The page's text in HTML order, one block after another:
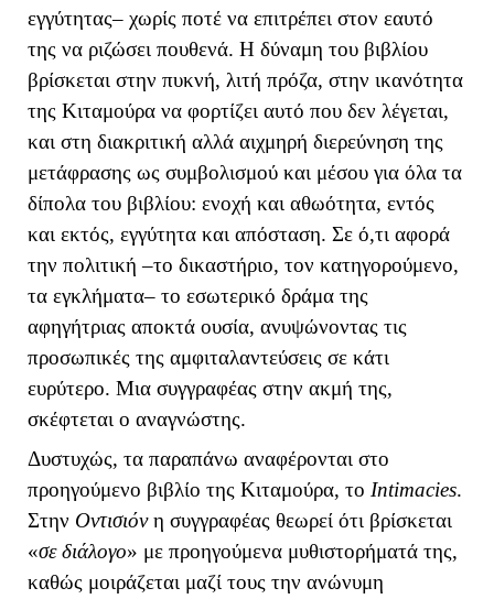
εγγύτητας– χωρίς ποτέ να επιτρέπει στον εαυτό
της να ριζώσει πουθενά. Η δύναμη του βιβλίου
βρίσκεται στην πυκνή, λιτή πρόζα, στην ικανότητα
της Κιταμούρα να φορτίζει αυτό που δεν λέγεται,
και στη διακριτική αλλά αιχμηρή διερεύνηση της
μετάφρασης ως συμβολισμού και μέσου για όλα τα
δίπολα του βιβλίου: ενοχή και αθωότητα, εντός
και εκτός, εγγύτητα και απόσταση. Σε ό,τι αφορά
την πολιτική –το δικαστήριο, τον κατηγορούμενο,
τα εγκλήματα– το εσωτερικό δράμα της
αφηγήτριας αποκτά ουσία, ανυψώνοντας τις
προσωπικές της αμφιταλαντεύσεις σε κάτι
ευρύτερο. Μια συγγραφέας στην ακμή της,
σκέφτεται ο αναγνώστης.
Δυστυχώς, τα παραπάνω αναφέρονται στο
προηγούμενο βιβλίο της Κιταμούρα, το Intimacies.
Στην Οντισιόνη συγγραφέας θεωρεί ότι βρίσκεται
«σε διάλογο» με προηγούμενα μυθιστορήματά της,
καθώς μοιράζεται μαζί τους την ανώνυμη